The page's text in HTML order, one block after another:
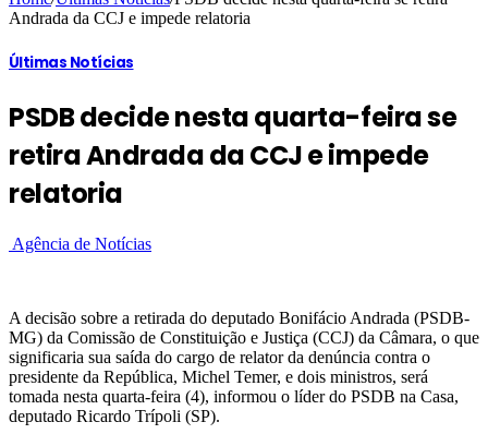
Andrada da CCJ e impede relatoria
Últimas Notícias
PSDB decide nesta quarta-feira se
retira Andrada da CCJ e impede
relatoria
Agência de Notícias
A decisão sobre a retirada do deputado Bonifácio Andrada (PSDB-
MG) da Comissão de Constituição e Justiça (CCJ) da Câmara, o que
significaria sua saída do cargo de relator da denúncia contra o
presidente da República, Michel Temer, e dois ministros, será
tomada nesta quarta-feira (4), informou o líder do PSDB na Casa,
deputado Ricardo Trípoli (SP).